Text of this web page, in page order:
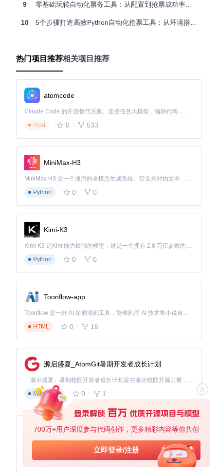
700万+用户深度参与代码创作，更多精彩内容等你共创
立即登录/注册
实战指南：从零开始的抢票之旅
准备Python环境
获取项目代码
git
clone
安装依赖包
5分钟配置个性化抢票任务
复制config.example.json
填写账号信息、目标演出ID和购票人信息
配置刷新间隔（建议100-300ms）
设置最大尝试次数和超时时间
选择座位偏好和数量
验证配置有效性
from Automatic_ticket_purchase import TicketPurchaser
# 初始化抢票器
purchaser = TicketPurchaser(config_path=
'config.json')
# 启动抢票流程
：系统弹出验证码窗口，用户手动输入
9 零基础玩转自动化票务工具：从配置到抢票成功率提升全指南
10 5个步骤打造高效Python自动化抢票工具：从环境搭建到反检测优化的效率提升指南
热门项目推荐相关项目推荐
atomcode
Claude Code 的开源替代方案。连接任意大模型，编辑代码，运行命令，自动验证 — 全自动执行。用 Rust 构建，极致性能。 ｜ An open-source alternative to Claude Code. Connect any LLM, edit code, run commands, and verify changes — autonomously. Built in Rust for speed. Get Started
Rust
0 533
MiniMax-H3
MiniMax H3 是一个通用的全模态生成系统。它支持对由文本、图像、视频和音频组成的多模态上下文进行统一理解，并能生成分辨率高达 2K、时长可达 15 秒的带原生立体声音频的视频。得益于面向任务泛化的系统设计，H3 在预训练阶段就已具备广泛的多模态上下文理解与生成能力，能够出色地执行复杂的多模态指令。
Python
0 0
Kimi-K3
Kimi K3 是Kimi能力最强的模型：这是一个拥有 2.8 万亿参数的混合专家（MoE）模型，具备原生视觉理解能力，并支持 100 万 token 的上下文窗口。
Python
0 0
Toonflow-app
Toonflow 是一款 AI 短剧漫剧工具，能够利用 AI 技术将小说自动转化为剧本，并结合 AI 生成的图片和视频，实现高效的短剧创作。借助 Toonflow，可以轻松完成从文字到影像的全流程，让短剧制作变得更加智能与便捷。
HTML
0 16
源启盛夏_AtomGit暑期开发者成长计划
「源启盛夏」暑期校园开发者成长计划旨在激活校园开源力量，通过积分激励、认证扶持、资源倾斜等形式，引导高校组织和开发者完成「入驻 — 建项目 — 做贡献 — 获认证 — 得资源」的完整闭环。无论你是想带领社团入驻平台的组织者，还是希望用代码贡献证明自己的开发者，都能在这里找到属于你的成长路径。
Markdown
0 1
AionUi
免费、本地、开源的 24/7 全天候 Cowork 应用，以及适用于 Gemini CLI、Claude Code、Codex、OpenCode、Qwen Code、Goose CLI、Auggie 等的 OpenClaw | 🌟 喜欢就点star吧
TypeScript
0 6